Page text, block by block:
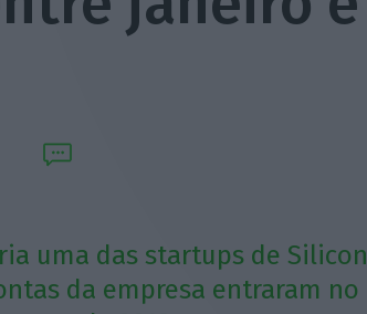
uma das startups de Silicon
da empresa entraram no